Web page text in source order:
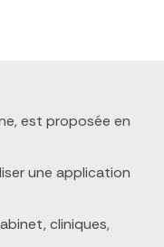
est proposée en
une application
cliniques,